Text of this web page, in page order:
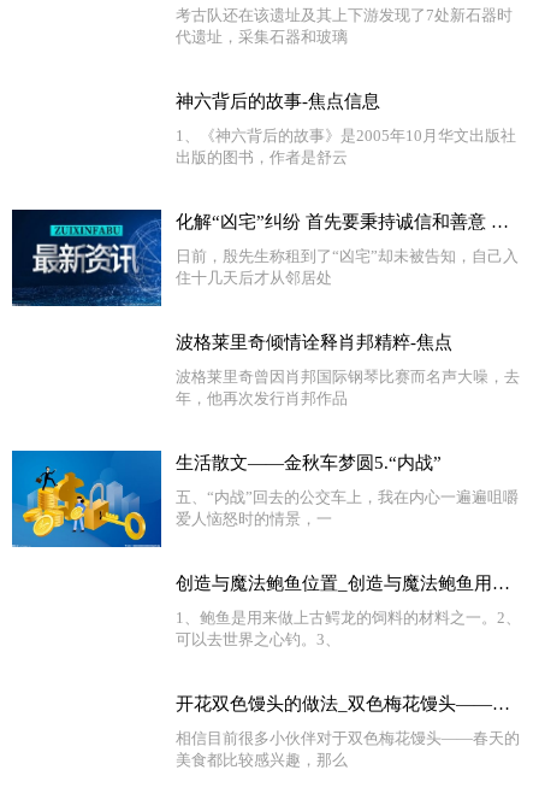
考古队还在该遗址及其上下游发现了7处新石器时
代遗址，采集石器和玻璃
神六背后的故事-焦点信息
1、《神六背后的故事》是2005年10月华文出版社
出版的图书，作者是舒云
化解“凶宅”纠纷 首先要秉持诚信和善意 全球微速讯
日前，殷先生称租到了“凶宅”却未被告知，自己入
住十几天后才从邻居处
波格莱里奇倾情诠释肖邦精粹-焦点
波格莱里奇曾因肖邦国际钢琴比赛而名声大噪，去
年，他再次发行肖邦作品
生活散文——金秋车梦圆5.“内战”
五、“内战”回去的公交车上，我在内心一遍遍咀嚼
爱人恼怒时的情景，一
创造与魔法鲍鱼位置_创造与魔法鲍鱼用什么钓
1、鲍鱼是用来做上古鳄龙的饲料的材料之一。2、
可以去世界之心钓。3、
开花双色馒头的做法_双色梅花馒头——春天的美食_天天时讯
相信目前很多小伙伴对于双色梅花馒头——春天的
美食都比较感兴趣，那么